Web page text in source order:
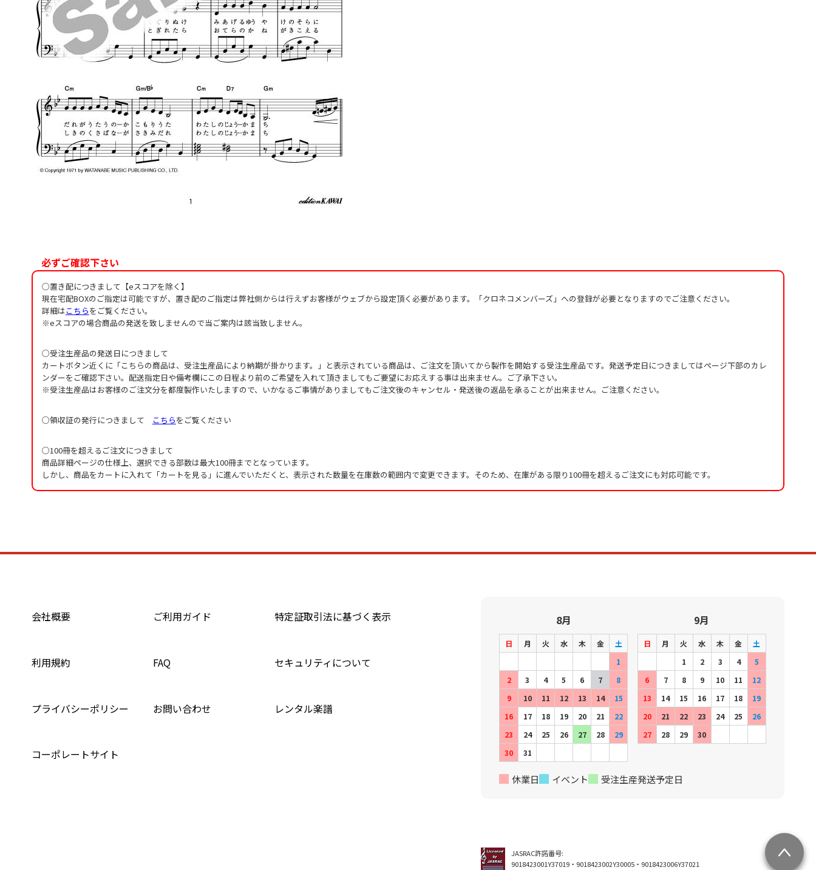
必ずご確認下さい
○置き配につきまして【eスコアを除く】
現在宅配BOXのご指定は可能ですが、置き配のご指定は弊社側からは行えずお客様がウェブから設定頂く必要があります。「クロネコメンバーズ」への登録が必要となりますのでご注意ください。
詳細はこちらをご覧ください。
※eスコアの場合商品の発送を致しませんので当ご案内は該当致しません。
○受注生産品の発送日につきまして
カートボタン近くに「こちらの商品は、受注生産品により納期が掛かります。」と表示されている商品は、ご注文を頂いてから製作を開始する受注生産品です。発送予定日につきましてはページ下部のカレ
ンダーをご確認下さい。配送指定日や備考欄にこの日程より前のご希望を入れて頂きましてもご要望にお応えする事は出来ません。ご了承下さい。
※受注生産品はお客様のご注文分を都度製作いたしますので、いかなるご事情がありましてもご注文後のキャンセル・発送後の返品を承ることが出来ません。ご注意ください。
○領収証の発行につきまして こちらをご覧ください
○100冊を超えるご注文につきまして
商品詳細ページの仕様上、選択できる部数は最大100冊までとなっています。
しかし、商品をカートに入れて「カートを見る」に進んでいただくと、表示された数量を在庫数の範囲内で変更できます。そのため、在庫がある限り100冊を超えるご注文にも対応可能です。
会社概要 ご利用ガイド 特定証取引法に基づく表示
利用規約 FAQ セキュリティについて
プライバシーポリシー お問い合わせ レンタル楽譜
コーポレートサイト
JASRAC許諾番号:
9018423001Y37019・9018423002Y30005・9018423006Y37021
8月
日 月 火 水 木 金
土
1
2
3 4 5 6 7
8
9
10 11 12 13 14
15
16
17 18 19 20 21
22
23
24 25 26 27 28
29
30
31
9月
日 月 火 水 木 金
土
1
2 3 4
5
6
7 8 9 10 11
12
13
14 15 16 17 18
19
20
21 22 23 24 25
26
27
28 29 30
休業日 イベント 受注生産発送予定日